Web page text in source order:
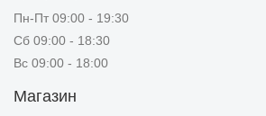
Пн-Пт 09:00 - 19:30
Сб 09:00 - 18:30
Вс 09:00 - 18:00
Магазин